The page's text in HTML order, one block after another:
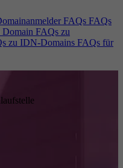
FAQs FAQs
Domain FAQs zu
zu IDN-Domains FAQs für